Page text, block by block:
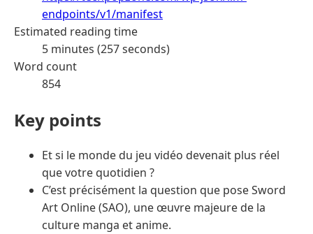
endpoints/v1/manifest
Estimated reading time
5 minutes (257 seconds)
Word count
854
Key points
Et si le monde du jeu vidéo devenait plus réel
que votre quotidien ?
C’est précisément la question que pose Sword
Art Online (SAO), une œuvre majeure de la
culture manga et anime.